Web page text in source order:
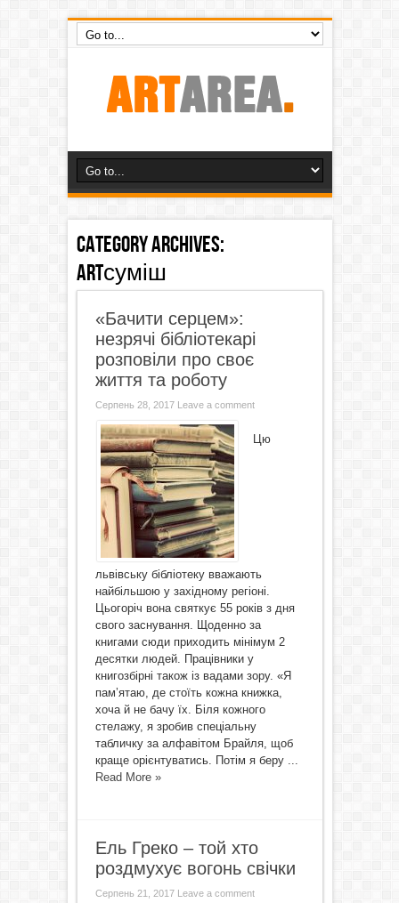
Category Archives:
ARTсуміш
«Бачити серцем»:
незрячі бібліотекарі
розповіли про своє
життя та роботу
Серпень 28, 2017 Leave a comment
Цю
львівську бібліотеку вважають
найбільшою у західному регіоні.
Цьогоріч вона святкує 55 років з дня
свого заснування. Щоденно за
книгами сюди приходить мінімум 2
десятки людей. Працівники у
книгозбірні також із вадами зору. «Я
пам’ятаю, де стоїть кожна книжка,
хоча й не бачу їх. Біля кожного
стелажу, я зробив спеціальну
табличку за алфавітом Брайля, щоб
краще орієнтуватись. Потім я беру ...
Read More »
Ель Греко – той хто
роздмухує вогонь свічки
Серпень 21, 2017 Leave a comment